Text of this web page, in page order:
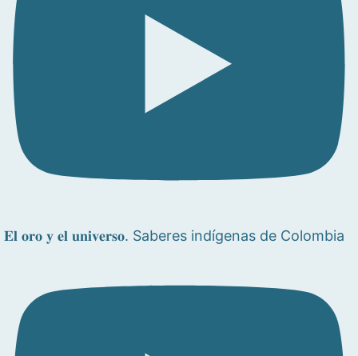
𝐄𝐥 𝐨𝐫𝐨 𝐲 𝐞𝐥 𝐮𝐧𝐢𝐯𝐞𝐫𝐬𝐨. Saberes indígenas de Colombia